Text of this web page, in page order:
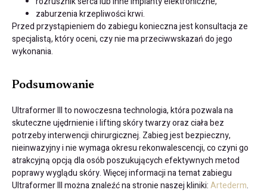
zaburzenia krzepliwości krwi.
Przed przystąpieniem do zabiegu konieczna jest konsultacja ze
specjalistą, który oceni, czy nie ma przeciwwskazań do jego
wykonania.
Podsumowanie
Ultraformer III to nowoczesna technologia, która pozwala na
skuteczne ujędrnienie i lifting skóry twarzy oraz ciała bez
potrzeby interwencji chirurgicznej. Zabieg jest bezpieczny,
nieinwazyjny i nie wymaga okresu rekonwalescencji, co czyni go
atrakcyjną opcją dla osób poszukujących efektywnych metod
poprawy wyglądu skóry. Więcej informacji na temat zabiegu
Ultraformer III można znaleźć na stronie naszej kliniki:Artederm.